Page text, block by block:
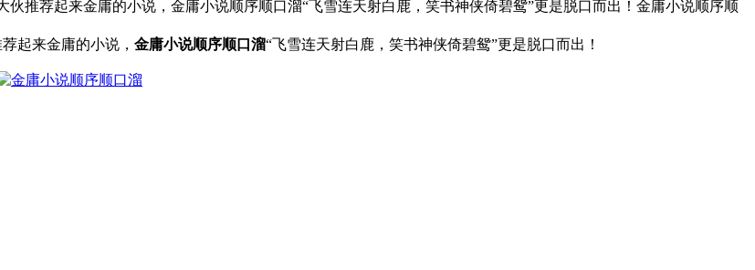
推荐起来金庸的小说，金庸小说顺序顺口溜“飞雪连天射白鹿，笑书神侠倚碧鸳”更是脱口而出！金庸小说顺序顺
起来金庸的小说， 金庸小说顺序顺口溜“飞雪连天射白鹿，笑书神侠倚碧鸳”更是脱口而出！